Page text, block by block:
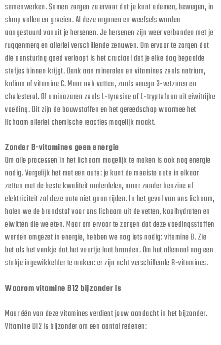
samenwerken. Samen zorgen ze ervoor dat je kunt ademen, bewegen, in
slaap vallen en groeien. Al deze organen en weefsels worden
aangestuurd vanuit je hersenen. Je hersenen zijn weer verbonden met je
ruggenmerg en allerlei verschillende zenuwen. Om ervoor te zorgen dat
die aansturing goed verloopt is het cruciaal dat je elke dag bepaalde
stofjes binnen krijgt. Denk aan mineralen en vitamines zoals natrium,
kalium of vitamine C. Maar ook vetten, zoals omega 3-vetzuren en
cholesterol. Of aminozuren zoals L-tyrosine of L-tryptofaan uit eiwitrijke
voeding. Dit zijn de bouwstoffen en het gereedschap waarmee het
lichaam allerlei chemische reacties mogelijk maakt.
Zonder B-vitamines geen energie
Om alle processen in het lichaam mogelijk te maken is ook nog energie
nodig. Vergelijk het met een auto: je kunt de mooiste auto in elkaar
zetten met de beste kwaliteit onderdelen, maar zonder benzine of
elektriciteit zal deze auto niet gaan rijden. In het geval van ons lichaam,
halen we de brandstof voor ons lichaam uit de vetten, koolhydraten en
eiwitten die we eten. Maar om ervoor te zorgen dat deze voedingsstoffen
worden omgezet in energie, hebben we nog iets nodig: vitamine B. Zie
het als het vonkje dat het vuurtje laat branden. Om het allemaal nog een
stukje ingewikkelder te maken: er zijn acht verschillende B-vitamines.
Waarom vitamine B12 bijzonder is
Maar één van deze vitamines verdient jouw aandacht in het bijzonder.
Vitamine B12 is bijzonder om een aantal redenen: